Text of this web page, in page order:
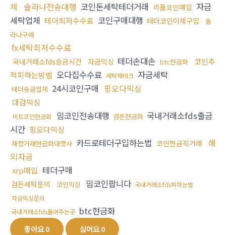
체
솔라나전송대행 코인돈세탁테더거래 리플코인매입 자금
세탁업체 테더최저수수료 코인구매대행 테더코인이체구입
솔
라나구매
fx세탁최저수수료
국내거래소fds송금시간 자금믹싱 테더손대손 btc현금화
코인추
적피하는방법 오다집수수료 세탁재테크 자금세탁
테더송금업체 24시코인구매 핑오다믹싱
대검믹싱
비트코인현금화 밈코인전송대행 검돈현금화 국내거래소fds출금
시간 핑오다믹싱
재정거래현금화대행사 카드로테더구입하는법 코인현금직거래
해
외자금
xrp매입 테더구매
검돈세탁문의 코인믹싱 밈코인팝니다 국내거래소fds피하는법
자금믹싱문의
국내거래소fds뚫어주는곳 btc현금화
좋아요0 싫어요0